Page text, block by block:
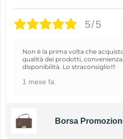
5/5
Non è la prima volta che
qualità dei prodotti,
disponibilità. Lo straconsiglio!!!
1 mese fa
Borsa